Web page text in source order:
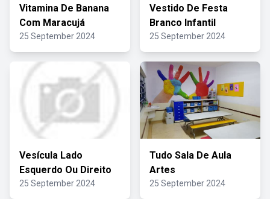
Vitamina De Banana
Com Maracujá
25 September 2024
Vestido De Festa
Branco Infantil
25 September 2024
Vesícula Lado
Esquerdo Ou Direito
25 September 2024
Tudo Sala De Aula
Artes
25 September 2024